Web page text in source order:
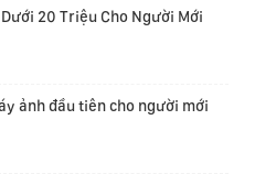
20 Triệu Cho Người Mới
ảnh đầu tiên cho người mới